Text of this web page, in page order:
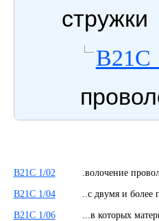
стружки
B21C
B21C 1/02 .волочение
B21C 1/04 ..с двумя и
B21C 1/06 ...в которых